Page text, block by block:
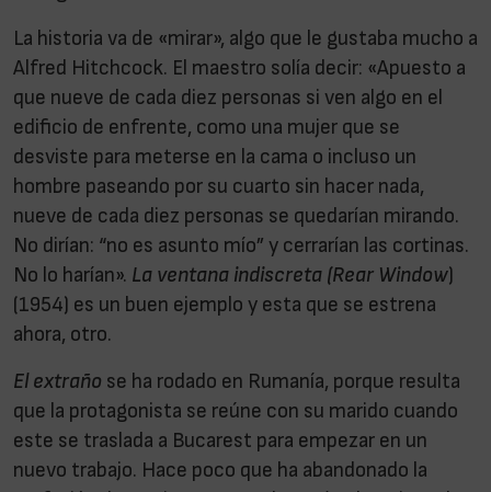
La historia va de «mirar», algo que le gustaba mucho a
Alfred Hitchcock. El maestro solía decir: «Apuesto a
que nueve de cada diez personas si ven algo en el
edificio de enfrente, como una mujer que se
desviste para meterse en la cama o incluso un
hombre paseando por su cuarto sin hacer nada,
nueve de cada diez personas se quedarían mirando.
No dirían: “no es asunto mío” y cerrarían las cortinas.
No lo harían». La ventana indiscreta (Rear Window)
(1954) es un buen ejemplo y esta que se estrena
ahora, otro.
El extraño se ha rodado en Rumanía, porque resulta
que la protagonista se reúne con su marido cuando
este se traslada a Bucarest para empezar en un
nuevo trabajo. Hace poco que ha abandonado la